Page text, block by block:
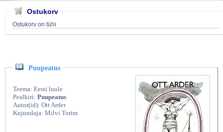
Ostukorv
Ostukorv on tühi
Puupeatus
Teema: Eesti luule
Pealkiri: Puupeatus
Autor(id): Ott Arder
Kujundaja: Milvi Torim